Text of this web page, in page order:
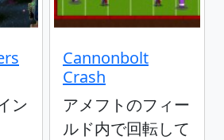
ン
Cannonbolt
Crash
アメフトのフィー
ルド内で回転して